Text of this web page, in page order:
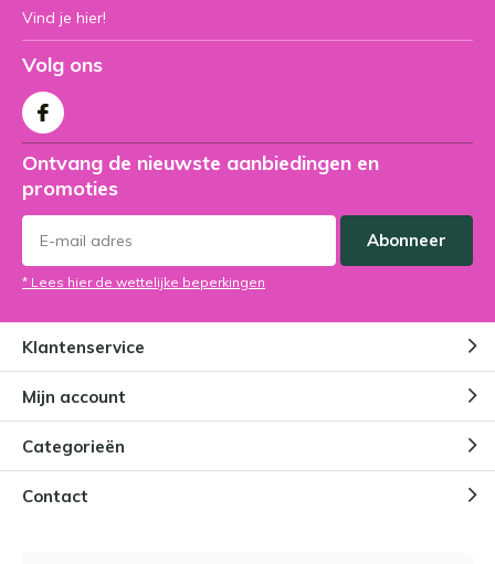
Vind je hier!
Volg ons
Ontvang de nieuwste aanbiedingen en
promoties
Abonneer
* Lees hier de wettelijke beperkingen
Klantenservice
Mijn account
Categorieën
Contact